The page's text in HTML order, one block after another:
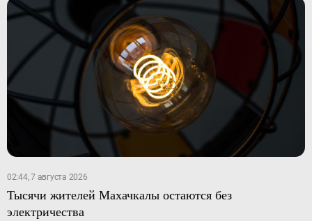
02:44, 7 августа 2026
Тысячи жителей Махачкалы остаются без
электричества